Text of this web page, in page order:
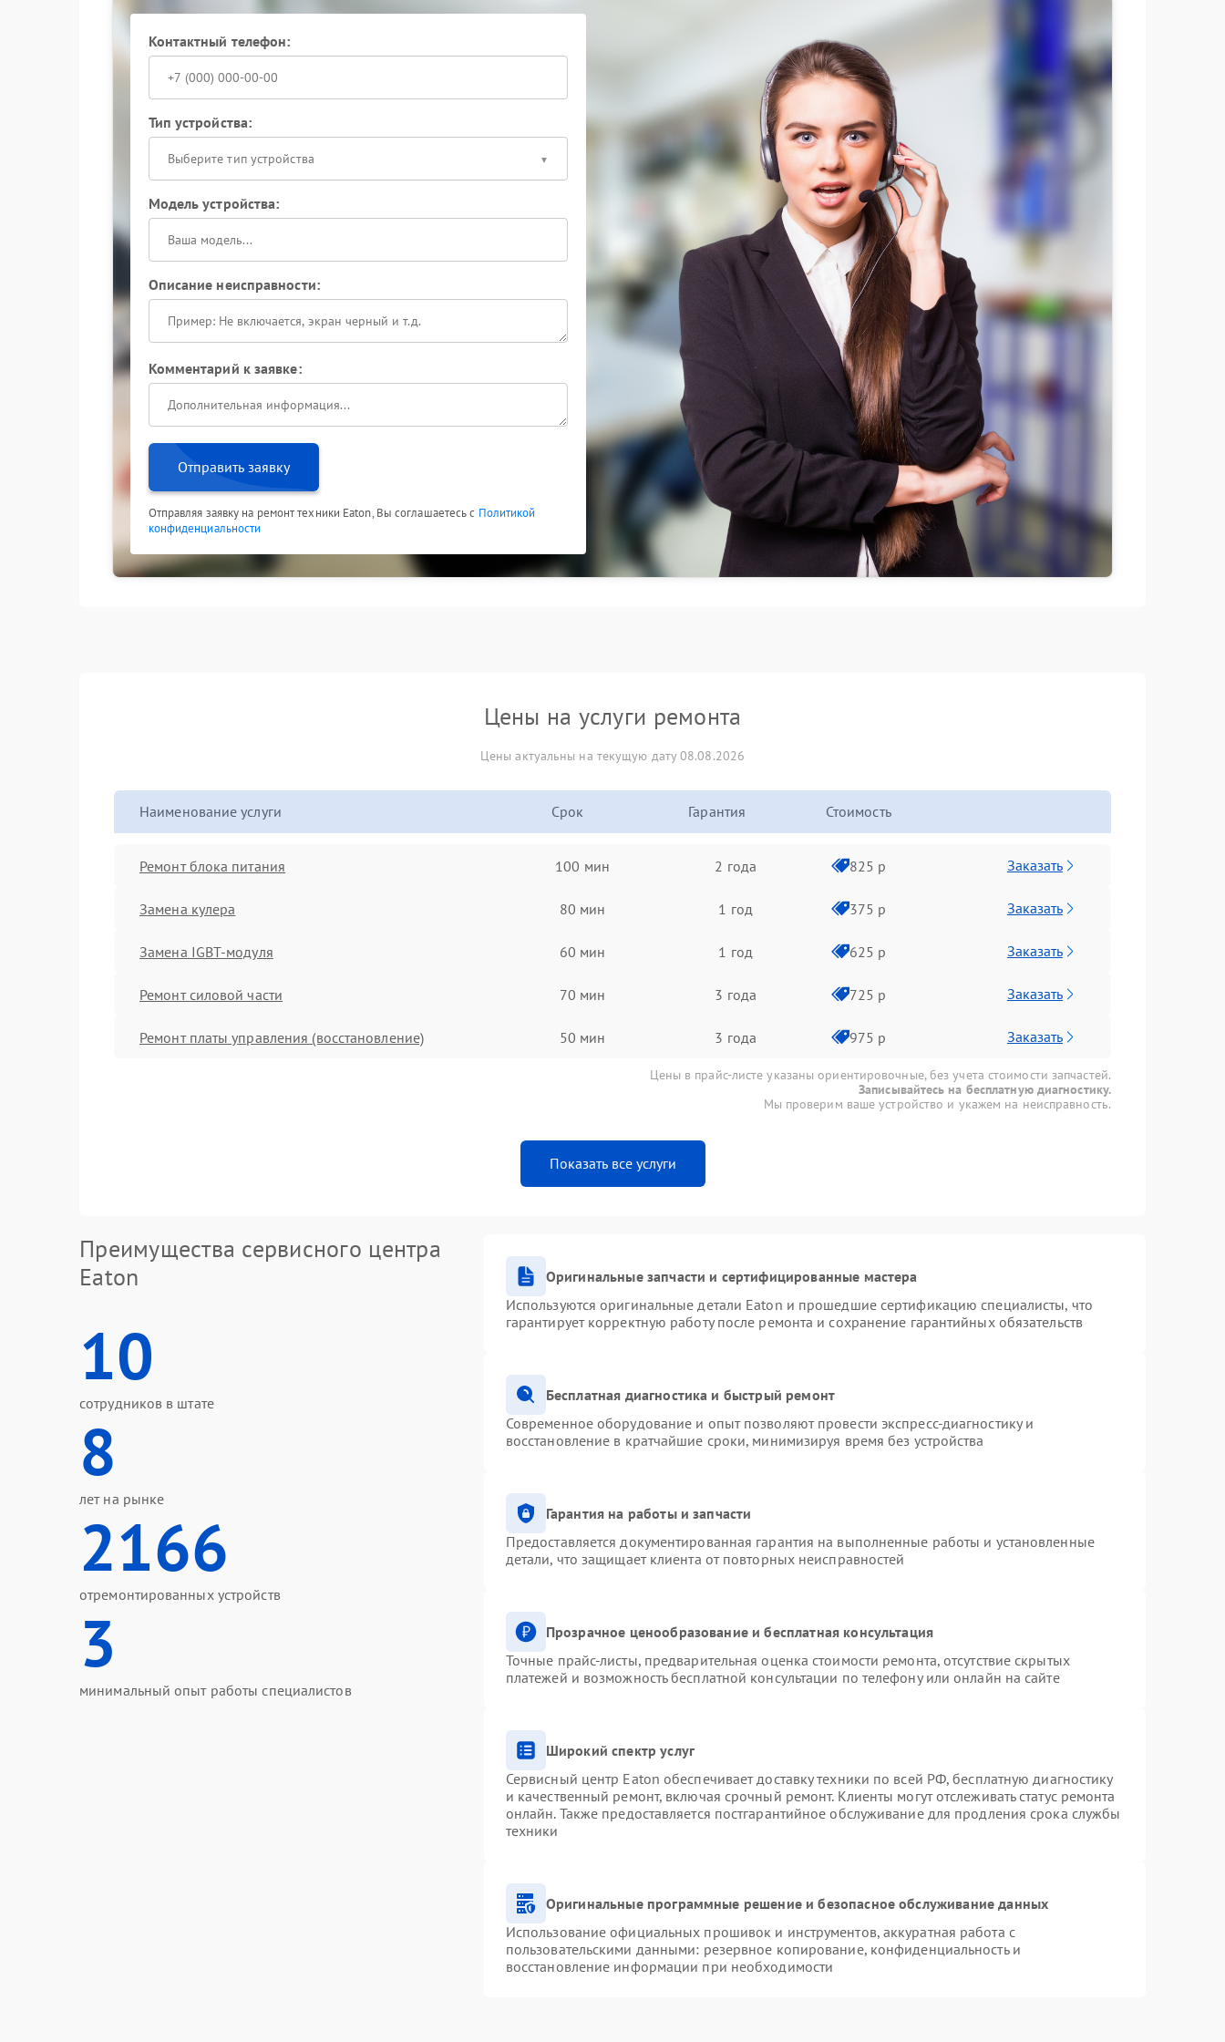
поможет сохранить ресурс техники.
Контактный телефон:
Тип устройства:
Выберите тип устройства
Модель устройства:
Описание неисправности:
Комментарий к заявке:
Отправить заявку
Отправляя заявку на ремонт техники Eaton, Вы соглашаетесь с Политикой
конфиденциальности
Цены на услуги ремонта
Цены актуальны на текущую дату 08.08.2026
Наименование услуги Срок Гарантия Стоимость
Ремонт блока питания 100 мин 2 года 825 р Заказать
Замена кулера 80 мин 1 год 375 р Заказать
Замена IGBT-модуля 60 мин 1 год 625 р Заказать
Ремонт силовой части 70 мин 3 года 725 р Заказать
Ремонт платы управления (восстановление) 50 мин 3 года 975 р Заказать
Цены в прайс-листе указаны ориентировочные, без учета стоимости запчастей.
Записывайтесь на бесплатную диагностику.
Мы проверим ваше устройство и укажем на неисправность.
Показать все услуги
Преимущества сервисного центра
Eaton
10
сотрудников в штате
8
лет на рынке
2166
отремонтированных устройств
3
минимальный опыт работы специалистов
Оригинальные запчасти и сертифицированные мастера
Используются оригинальные детали Eaton и прошедшие сертификацию специалисты, что
гарантирует корректную работу после ремонта и сохранение гарантийных обязательств
Бесплатная диагностика и быстрый ремонт
Современное оборудование и опыт позволяют провести экспресс-диагностику и
восстановление в кратчайшие сроки, минимизируя время без устройства
Гарантия на работы и запчасти
Предоставляется документированная гарантия на выполненные работы и установленные
детали, что защищает клиента от повторных неисправностей
Прозрачное ценообразование и бесплатная консультация
Точные прайс-листы, предварительная оценка стоимости ремонта, отсутствие скрытых
платежей и возможность бесплатной консультации по телефону или онлайн на сайте
Широкий спектр услуг
Сервисный центр Eaton обеспечивает доставку техники по всей РФ, бесплатную диагностику
и качественный ремонт, включая срочный ремонт. Клиенты могут отслеживать статус ремонта
онлайн. Также предоставляется постгарантийное обслуживание для продления срока службы
техники
Оригинальные программные решение и безопасное обслуживание данных
Использование официальных прошивок и инструментов, аккуратная работа с
пользовательскими данными: резервное копирование, конфиденциальность и
восстановление информации при необходимости